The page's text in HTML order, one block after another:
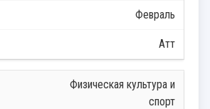
Февраль
Атт
Физическая культура и
спорт